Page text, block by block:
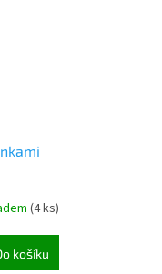
(4 ks)
košíku